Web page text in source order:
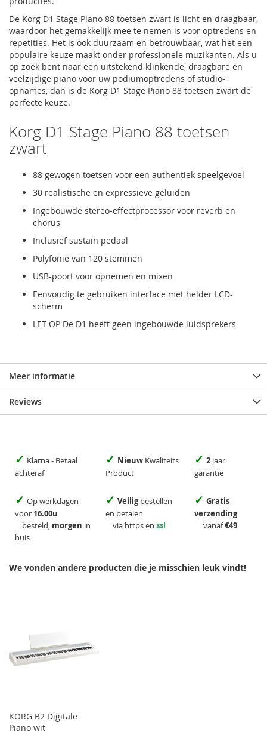
De Korg D1 Stage Piano 88 toetsen zwart is licht en draagbaar,
waardoor het gemakkelijk mee te nemen is voor optredens en
repetities. Het is ook duurzaam en betrouwbaar, wat het een
populaire keuze maakt onder professionele muzikanten. Als u
op zoek bent naar een uitstekend klinkende, draagbare en
veelzijdige piano voor uw podiumoptredens of studio-
opnames, dan is de Korg D1 Stage Piano 88 toetsen zwart de
perfecte keuze.
Korg D1 Stage Piano 88 toetsen
zwart
88 gewogen toetsen voor een authentiek speelgevoel
30 realistische en expressieve geluiden
Ingebouwde stereo-effectprocessor voor reverb en
chorus
Inclusief sustain pedaal
Polyfonie van 120 stemmen
USB-poort voor opnemen en mixen
Eenvoudig te gebruiken interface met helder LCD-
scherm
LET OP De D1 heeft geen ingebouwde luidsprekers
Meer informatie
Reviews
✓ Klarna - Betaal
achteraf
✓ Nieuw Kwaliteits
Product
✓ 2 jaar
garantie
✓ Op werkdagen
voor 16.00u
besteld, morgen in
huis
✓ Veiligbestellen
en betalen
via https en ssl
✓ Gratis
verzending
vanaf€49
We vonden andere producten die je misschien leuk vindt!
KORG B2 Digitale
Piano wit